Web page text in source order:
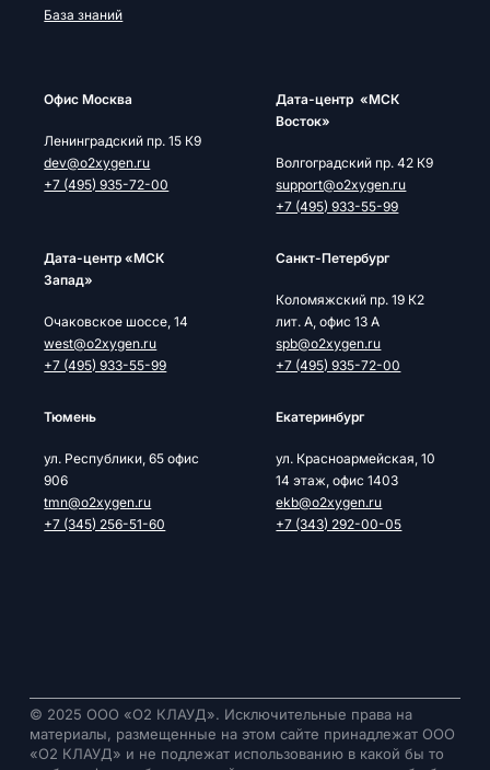
База знаний
Офис Москва
Ленинградский пр. 15 К9
dev@o2xygen.ru
+7 (495) 935-72-00
Дата-центр «МСК
Восток»
Волгоградский пр. 42 К9
support@o2xygen.ru
+7 (495) 933-55-99
Дата-центр «МСК
Запад»
Очаковское шоссе, 14
west@o2xygen.ru
+7 (495) 933-55-99
Cанкт-Петербург
Коломяжский пр. 19 К2
лит. А, офис 13 А
spb@o2xygen.ru
+7 (495) 935-72-00
Тюмень
ул. Республики, 65 офис
906
tmn@o2xygen.ru
+7 (345) 256-51-60
Екатеринбург
ул. Красноармейская, 10
14 этаж, офис 1403
ekb@o2xygen.ru
+7 (343) 292-00-05
© 2025 ООО «О2 КЛАУД». Исключительные права на
материалы, размещенные на этом сайте принадлежат ООО
«О2 КЛАУД» и не подлежат использованию в какой бы то